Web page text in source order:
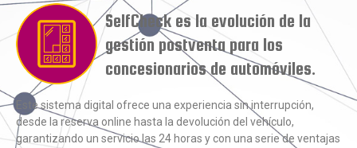
SelfCheck es la evolución de la
gestión postventa para los
concesionarios de automóviles.
Este sistema digital ofrece una experiencia sin interrupción,
desde la reserva online hasta la devolución del vehículo,
garantizando un servicio las 24 horas y con una serie de ventajas